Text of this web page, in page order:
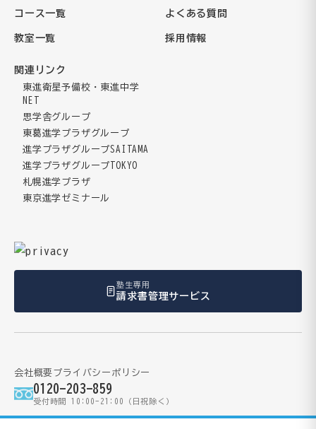
コース一覧
教室一覧
よくある質問
採用情報
関連リンク
東進衛星予備校・東進中学
NET
思学舎グループ
東葛進学プラザグループ
進学プラザグループSAITAMA
進学プラザグループTOKYO
札幌進学プラザ
東京進学ゼミナール
塾生専用
請求書管理サービス
会社概要プライバシーポリシー
0120-203-859
受付時間 10:00-21:00（日祝除く）